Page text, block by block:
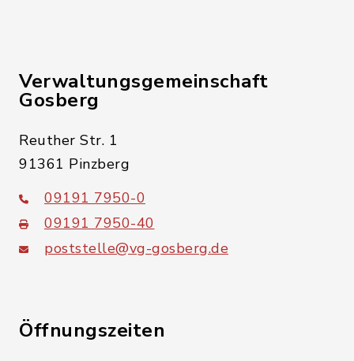
Verwaltungsgemeinschaft
Gosberg
Reuther Str. 1
91361 Pinzberg
09191 7950-0
09191 7950-40
poststelle@vg-gosberg.de
Öffnungszeiten